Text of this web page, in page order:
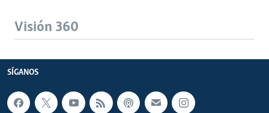
Visión 360
SÍGANOS